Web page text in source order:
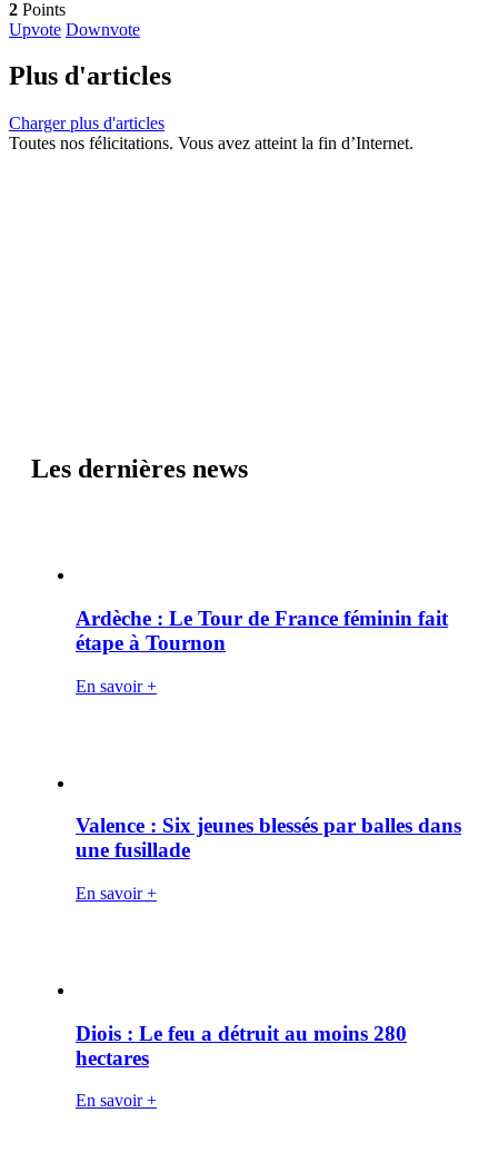
2 Points
Upvote Downvote
Plus d'articles
Charger plus d'articles
Toutes nos félicitations. Vous avez atteint la fin d’Internet.
Les dernières news
Ardèche : Le Tour de France féminin fait
étape à Tournon
En savoir +
Valence : Six jeunes blessés par balles dans
une fusillade
En savoir +
Diois : Le feu a détruit au moins 280
hectares
En savoir +